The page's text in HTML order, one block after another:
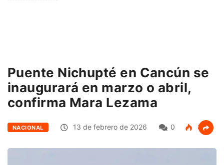
Puente Nichupté en Cancún se
inaugurará en marzo o abril,
confirma Mara Lezama
NACIONAL 13 de febrero de 2026 0 83